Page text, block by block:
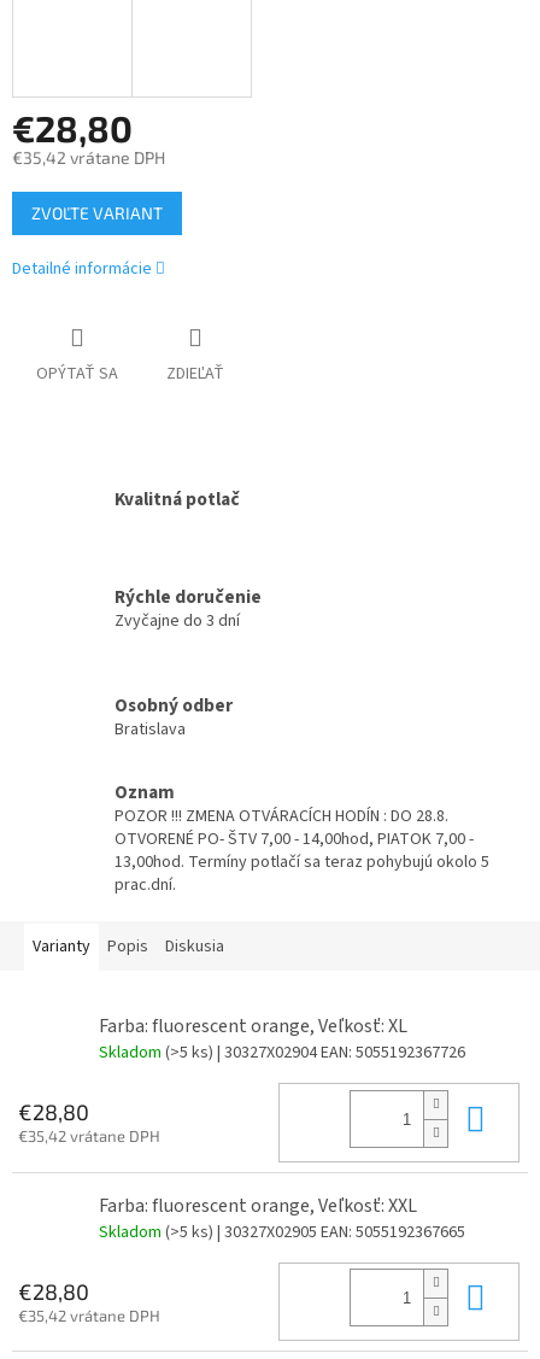
€28,80
€35,42 vrátane DPH
Jednotková
cena:
ZVOĽTE VARIANT
Detailné informácie
OPÝTAŤ SA ZDIEĽAŤ
Kvalitná potlač
Rýchle doručenie
Zvyčajne do 3 dní
Osobný odber
Bratislava
Oznam
POZOR !!! ZMENA OTVÁRACÍCH HODÍN : DO 28.8.
OTVORENÉ PO- ŠTV 7,00 - 14,00hod, PIATOK 7,00 -
13,00hod. Termíny potlačí sa teraz pohybujú okolo 5
prac.dní.
Varianty Popis Diskusia
Farba: fluorescent orange, Veľkosť: XL
Skladom (>5 ks) | 30327X02904EAN: 5055192367726
€28,80
€35,42 vrátane DPH
Farba: fluorescent orange, Veľkosť: XXL
Skladom (>5 ks) | 30327X02905 EAN: 5055192367665
€28,80
€35,42 vrátane DPH